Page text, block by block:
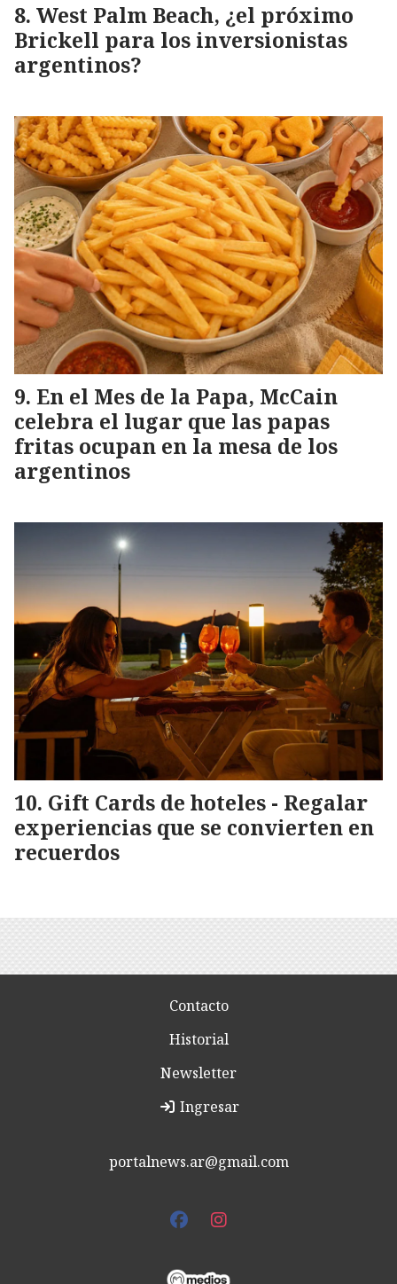
West Palm Beach, ¿el próximo
Brickell para los inversionistas
argentinos?
En el Mes de la Papa, McCain
celebra el lugar que las papas
fritas ocupan en la mesa de los
argentinos
Gift Cards de hoteles - Regalar
experiencias que se convierten en
recuerdos
Contacto
Historial
Newsletter
Ingresar
portalnews.ar@gmail.com